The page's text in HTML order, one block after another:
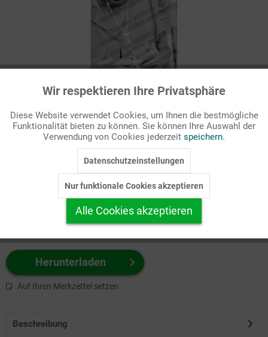
Passende Stichworte
Mission
zuerst Ihr Produktformat aus.
z.B. Farbe-Grafik, Schwarz-Weiß-Grafik, mit/ohne Text ...
Herunterladen
Auf Ihren Merkzettel setzen
Beschreibung
Funktionale Aktiv
Marketing Inaktiv
Personalisierung Inaktiv
Service
Wir respektieren Ihre Privatsphäre
Diese Website verwendet Cookies, um Ihnen die bestmögliche
Funktionalität bieten zu können. Sie können Ihre Auswahl der
Verwendung von Cookies jederzeit speichern.
Datenschutzeinstellungen
Nur funktionale Cookies akzeptieren
Alle Cookies akzeptieren